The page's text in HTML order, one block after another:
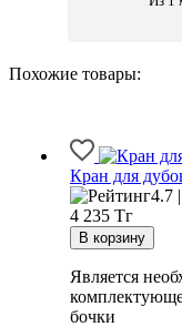
Похожие товары:
Кран для
4.7
4 235 Тг
Является
бочки